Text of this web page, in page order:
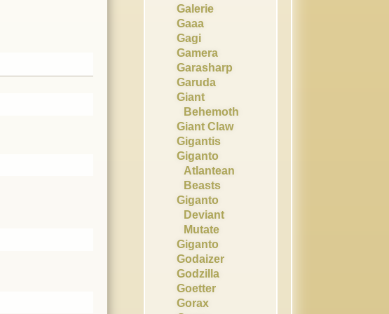
Galerie
Gaaa
Gagi
Gamera
Garasharp
Garuda
Giant
Behemoth
Giant Claw
Gigantis
Giganto
Atlantean
Beasts
Giganto
Deviant
Mutate
Giganto
Godaizer
Godzilla
Goetter
Gorax